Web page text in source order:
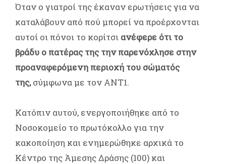
Όταν ο γιατροί της έκαναν ερωτήσεις για να
καταλάβουν από πού μπορεί να προέρχονται
αυτοί οι πόνοι το κορίτσι ανέφερε ότι το
βράδυ ο πατέρας της την παρενόχλησε στην
προαναφερόμενη περιοχή του σώματός
της,σύμφωνα με τον ΑΝΤ1.
Κατόπιν αυτού, ενεργοποιήθηκε από το
Νοσοκομείο το πρωτόκολλο για την
κακοποίηση και ενημερώθηκε αρχικά το
Κέντρο της Άμεσης Δράσης (100) και